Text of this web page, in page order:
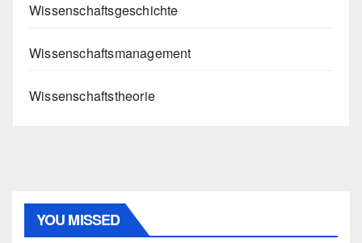
Wissenschaftsgeschichte
Wissenschaftsmanagement
Wissenschaftstheorie
YOU MISSED